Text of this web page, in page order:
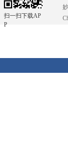
扫一扫下载AP
P